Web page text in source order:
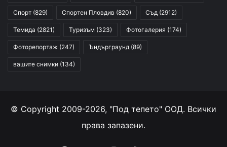
Спорт (829) Спортен Пловдив (820) Съд (2912)
Темида (2821) Туризъм (323) Фотогалерия (174)
Фоторепортаж (247) Ъндърграунд (89)
вашите снимки (134)
© Copyright 2009-2026, "Под тепето" ООД. Всички
права запазени.